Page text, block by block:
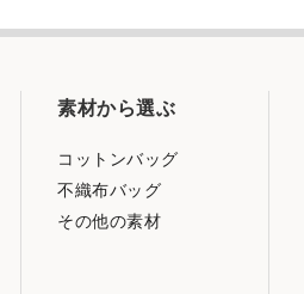
素材から選ぶ
コットンバッグ
不織布バッグ
その他の素材